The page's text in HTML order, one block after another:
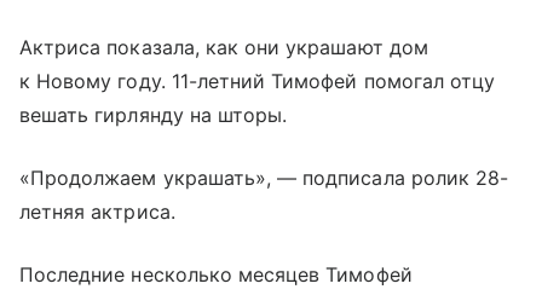
Актриса показала, как они украшают дом
к Новому году. 11-летний Тимофей помогал отцу
вешать гирлянду на шторы.
«Продолжаем украшать», — подписала ролик 28-
летняя актриса.
Последние несколько месяцев Тимофей